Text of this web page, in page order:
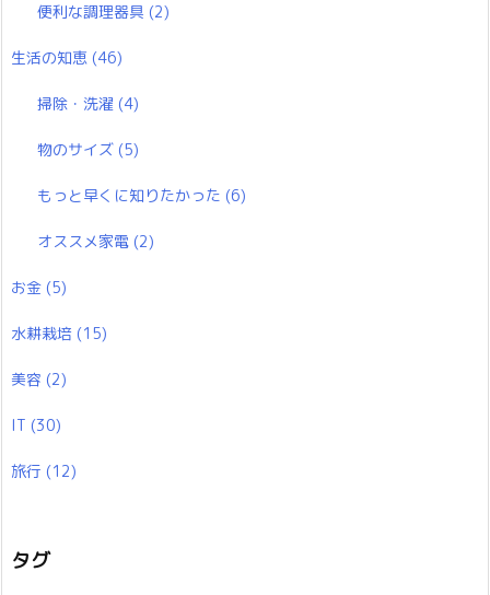
便利な調理器具 (2)
生活の知恵 (46)
掃除・洗濯 (4)
物のサイズ (5)
もっと早くに知りたかった (6)
オススメ家電 (2)
お金 (5)
水耕栽培 (15)
美容 (2)
IT (30)
旅行 (12)
タグ